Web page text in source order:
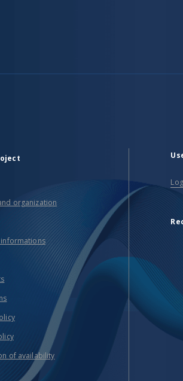
organization
informations
of availability